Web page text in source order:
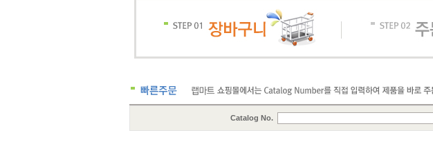
Catalog No.